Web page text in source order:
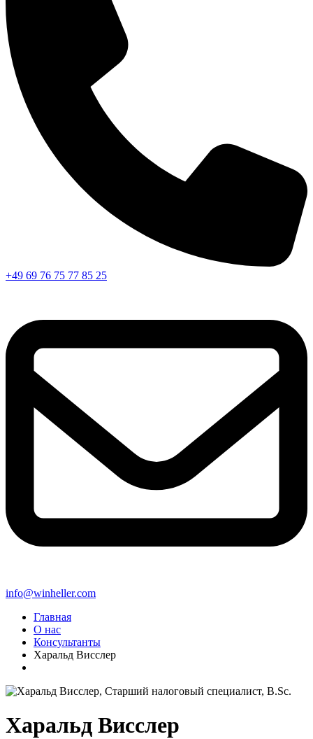
+49 69 76 75 77 85 25
info@winheller.com
Главная
О нас
Консультанты
Харальд Висслер
Харальд Висслер